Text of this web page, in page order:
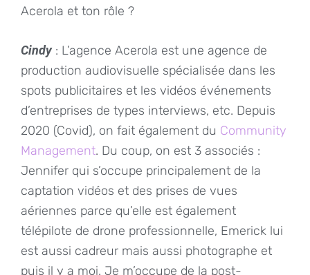
Acerola et ton rôle ?
Cindy: L’agence Acerola est une agence de
production audiovisuelle spécialisée dans les
spots publicitaires et les vidéos événements
d’entreprises de types interviews, etc. Depuis
2020 (Covid), on fait également du Community
Management. Du coup, on est 3 associés :
Jennifer qui s’occupe principalement de la
captation vidéos et des prises de vues
aériennes parce qu’elle est également
télépilote de drone professionnelle, Emerick lui
est aussi cadreur mais aussi photographe et
puis il y a moi. Je m’occupe de la post-